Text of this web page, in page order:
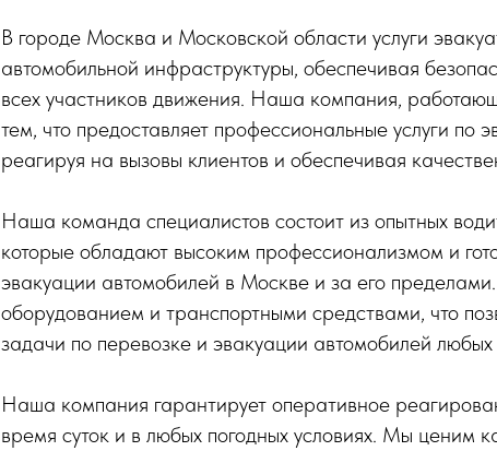
В городе Москва и Московской области услуги
автомобильной инфраструктуры, обеспечивая
всех участников движения. Наша компания,
тем, что предоставляет профессиональные услуги по
реагируя на вызовы клиентов и обеспечивая
Наша команда специалистов состоит из опытных
которые обладают высоким профессионализмом и
эвакуации автомобилей в Москве и за его
оборудованием и транспортными средствами, что
задачи по перевозке и эвакуации автомобилей
Наша компания гарантирует оперативное
время суток и в любых погодных условиях. Мы ценим